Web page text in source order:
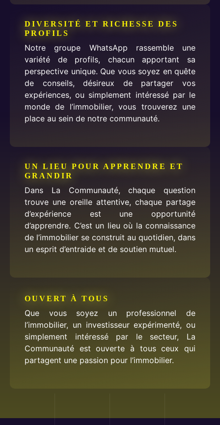
DIVERSITÉ ET RICHESSE DES
PROFILS
Notre groupe WhatsApp rassemble une
variété de profils, chacun apportant sa
perspective unique. Que vous soyez en quête
de conseils, désireux de partager vos
expériences, ou simplement intéressé par le
monde de l’immobilier, vous trouverez une
place au sein de notre communauté.
UN LIEU POUR APPRENDRE ET
GRANDIR
Dans La Communauté, chaque question
trouve une oreille attentive, chaque partage
d’expérience est une opportunité
d’apprendre. C’est un lieu où la connaissance
de l’immobilier se construit au quotidien, dans
un esprit d’entraide et de soutien mutuel.
OUVERT À TOUS
Que vous soyez un professionnel de
l’immobilier, un investisseur expérimenté, ou
simplement intéressé par le secteur, La
Communauté est ouverte à tous ceux qui
partagent une passion pour l’immobilier.